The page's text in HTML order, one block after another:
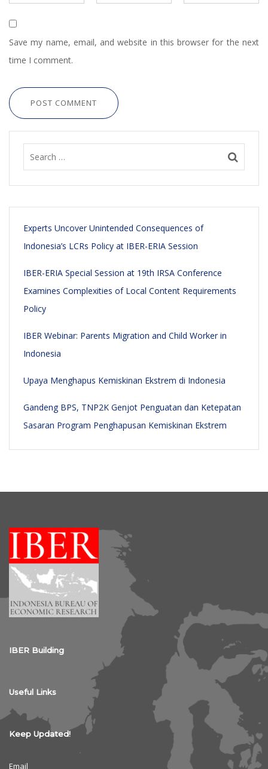
Save my name, email, and website in this browser for the next
time I comment.
POST COMMENT
Experts Uncover Unintended Consequences of
Indonesia’s LCRs Policy at IBER-ERIA Session
IBER-ERIA Special Session at 19th IRSA Conference
Examines Complexities of Local Content Requirements
Policy
IBER Webinar: Parents Migration and Child Worker in
Indonesia
Upaya Menghapus Kemiskinan Ekstrem di Indonesia
Gandeng BPS, TNP2K Genjot Penguatan dan Ketepatan
Sasaran Program Penghapusan Kemiskinan Ekstrem
IBER Building
Useful Links
Keep Updated!
Email